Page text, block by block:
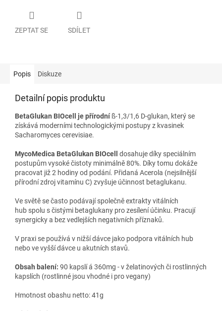
ZEPTAT SE SDÍLET
Popis Diskuze
Detailní popis produktu
BetaGlukan BIOcell je přírodní ß-1,3/1,6 D-glukan, který se
získává moderními technologickými postupy z kvasinek
Sacharomyces cerevisiae.
MycoMedica BetaGlukan BIOcell dosahuje díky speciálním
postupům vysoké čistoty minimálně 80%. Díky tomu dokáže
pracovat již 2 hodiny od podání. Přidaná Acerola (nejsilnější
přírodní zdroj vitamínu C) zvyšuje účinnost betaglukanu.
Ve světě se často podávají společně extrakty vitálních
hub spolu s čistými betaglukany pro zesílení účinku. Pracují
synergicky a bez vedlejších negativních příznaků.
V praxi se používá v nižší dávce jako podpora vitálních hub
nebo ve vyšší dávce u akutních stavů.
Obsah balení: 90 kapslí á 360mg - v želatinových či rostlinných
kapslích (rostlinné jsou vhodné i pro vegany)
Hmotnost obashu netto: 41g